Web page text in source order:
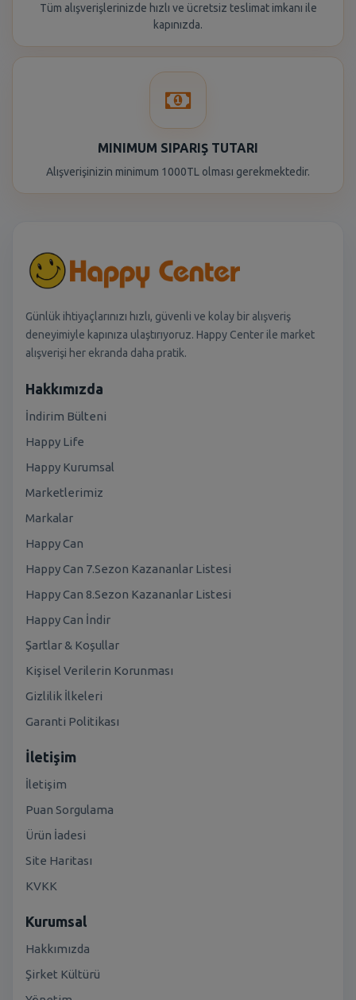
Tüm alışverişlerinizde hızlı ve ücretsiz teslimat imkanı ile
kapınızda.
MINIMUM SIPARIŞ TUTARI
Alışverişinizin minimum 1000TL olması gerekmektedir.
Günlük ihtiyaçlarınızı hızlı, güvenli ve kolay bir alışveriş
deneyimiyle kapınıza ulaştırıyoruz. Happy Center ile market
alışverişi her ekranda daha pratik.
Hakkımızda
İndirim Bülteni
Happy Life
Happy Kurumsal
Marketlerimiz
Markalar
Happy Can
Happy Can 7.Sezon Kazananlar Listesi
Happy Can 8.Sezon Kazananlar Listesi
Happy Can İndir
Şartlar & Koşullar
Kişisel Verilerin Korunması
Gizlilik İlkeleri
Garanti Politikası
İletişim
İletişim
Puan Sorgulama
Ürün İadesi
Site Haritası
KVKK
Kurumsal
Hakkımızda
Şirket Kültürü